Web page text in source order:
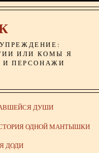
ИЛИ КОМЫ Я
И ПЕРСОНАЖИ
ДУШИ
ОДНОЙ МАНТЫШКИ
ДОДИ